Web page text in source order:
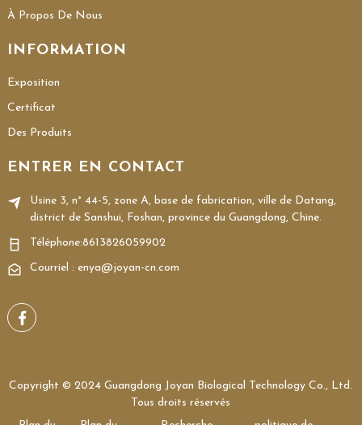
À Propos De Nous
INFORMATION
Exposition
Certificat
Des Produits
ENTRER EN CONTACT
Usine 3, n° 44-5, zone A, base de fabrication, ville de Datang,
district de Sanshui, Foshan, province du Guangdong, Chine.
Téléphone:8613826059902
Courriel : enya@joyan-cn.com
Copyright © 2024 Guangdong Joyan Biological Technology Co., Ltd.
Tous droits réservés